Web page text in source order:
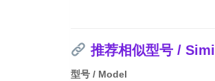
推荐相似型号 /
型号 / Model